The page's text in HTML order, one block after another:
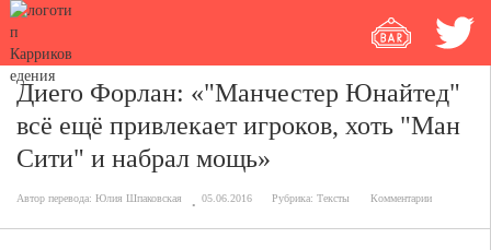
Диего Форлан: «"Манчестер Юнайтед"
всё ещё привлекает игроков, хоть "Ман
Сити" и набрал мощь»
Автор перевода: Юлия Шпаковская 05.06.2016 Рубрика: Тексты Комментарии